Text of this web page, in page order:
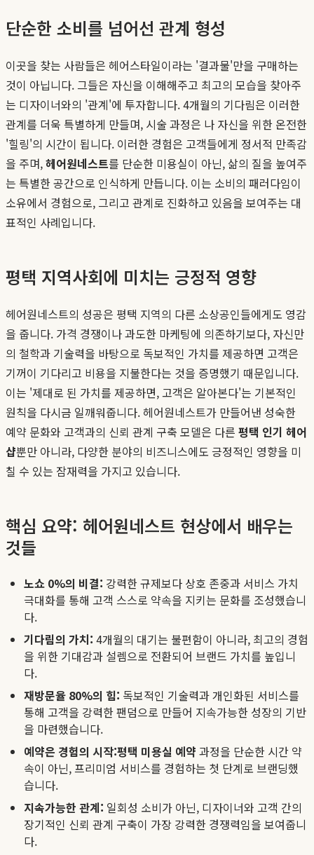
단순한 소비를 넘어선 관계 형성
이곳을 찾는 사람들은 헤어스타일이라는 '결과물'만을 구매하는
것이 아닙니다. 그들은 자신을 이해해주고 최고의 모습을 찾아주
는 디자이너와의 '관계'에 투자합니다. 4개월의 기다림은 이러한
관계를 더욱 특별하게 만들며, 시술 과정은 나 자신을 위한 온전한
'힐링'의 시간이 됩니다. 이러한 경험은 고객들에게 정서적 만족감
을 주며,헤어원네스트를 단순한 미용실이 아닌, 삶의 질을 높여주
는 특별한 공간으로 인식하게 만듭니다. 이는 소비의 패러다임이
소유에서 경험으로, 그리고 관계로 진화하고 있음을 보여주는 대
표적인 사례입니다.
평택 지역사회에 미치는 긍정적 영향
헤어원네스트의 성공은 평택 지역의 다른 소상공인들에게도 영감
을 줍니다. 가격 경쟁이나 과도한 마케팅에 의존하기보다, 자신만
의 철학과 기술력을 바탕으로 독보적인 가치를 제공하면 고객은
기꺼이 기다리고 비용을 지불한다는 것을 증명했기 때문입니다.
이는 '제대로 된 가치를 제공하면, 고객은 알아본다'는 기본적인
원칙을 다시금 일깨워줍니다. 헤어원네스트가 만들어낸 성숙한
예약 문화와 고객과의 신뢰 관계 구축 모델은 다른 평택 인기 헤어
샵뿐만 아니라, 다양한 분야의 비즈니스에도 긍정적인 영향을 미
칠 수 있는 잠재력을 가지고 있습니다.
핵심 요약: 헤어원네스트 현상에서 배우는
것들
노쇼 0%의 비결: 강력한 규제보다 상호 존중과 서비스 가치
극대화를 통해 고객 스스로 약속을 지키는 문화를 조성했습니
다.
기다림의 가치: 4개월의 대기는 불편함이 아니라, 최고의 경험
을 위한 기대감과 설렘으로 전환되어 브랜드 가치를 높입니
다.
재방문율 80%의 힘: 독보적인 기술력과 개인화된 서비스를
통해 고객을 강력한 팬덤으로 만들어 지속가능한 성장의 기반
을 마련했습니다.
예약은 경험의 시작:평택 미용실 예약 과정을 단순한 시간 약
속이 아닌, 프리미엄 서비스를 경험하는 첫 단계로 브랜딩했
습니다.
지속가능한 관계: 일회성 소비가 아닌, 디자이너와 고객 간의
장기적인 신뢰 관계 구축이 가장 강력한 경쟁력임을 보여줍니
다.